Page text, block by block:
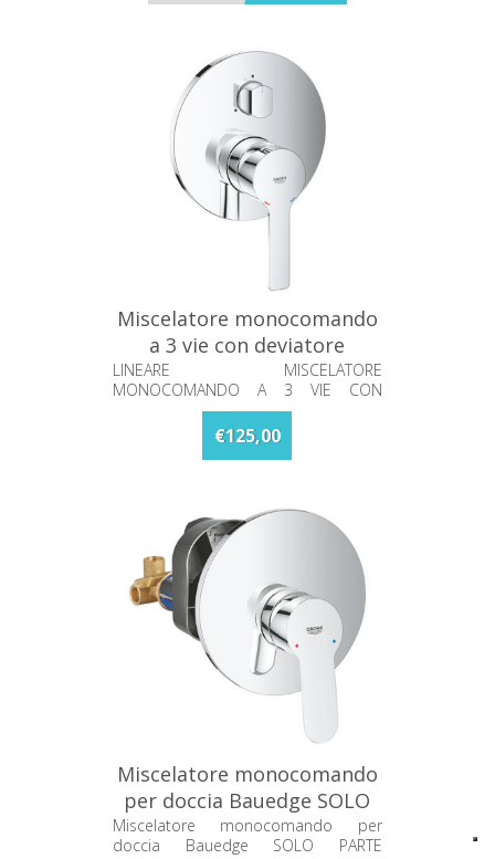
Miscelatore monocomando
a 3 vie con deviatore
Lineare Grohe 24095001
LINEARE MISCELATORE
MONOCOMANDO A 3 VIE CON
€125,00
Miscelatore monocomando
per doccia Bauedge SOLO
PARTE ESTERNA Grohe
29078000
Miscelatore monocomando per
doccia Bauedge SOLO PARTE